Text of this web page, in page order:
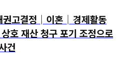
고결정│이혼│경제활동
호 재산 청구 포기 조정으로
건